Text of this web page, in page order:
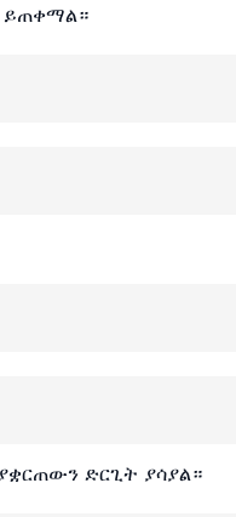
ይጠቀማል።
ድርጊት ያሳያል።